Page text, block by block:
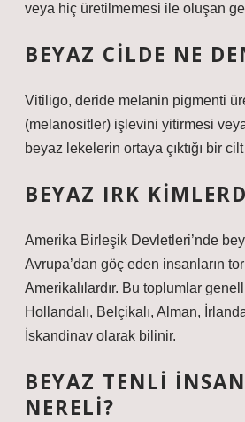
veya hiç üretilmemesi ile oluşan
BEYAZ CILDE NE
Vitiligo, deride melanin pigmenti
(melanositler) işlevini yitirmesi
beyaz lekelerin ortaya çıktığı bir cilt
BEYAZ IRK
Amerika Birleşik Devletleri’nde
Avrupa’dan göç eden insanların
Amerikalılardır. Bu toplumlar
Hollandalı, Belçikalı, Alman,
İskandinav olarak bilinir.
BEYAZ TENLI
NERELI?